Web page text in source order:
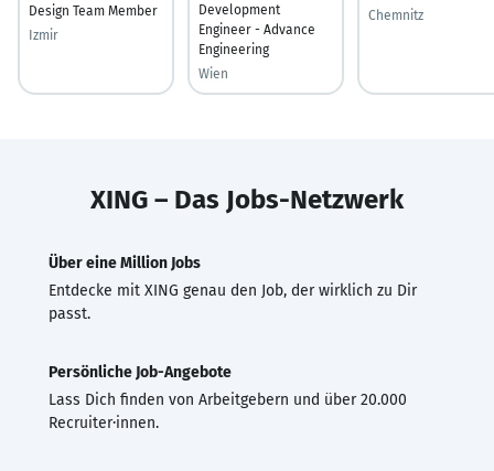
Design Team Member
Izmir
Development
Engineer - Advance
Engineering
Wien
Chemnitz
XING – Das Jobs-Netzwerk
Über eine Million Jobs
Entdecke mit XING genau den Job, der wirklich zu Dir
passt.
Persönliche Job-Angebote
Lass Dich finden von Arbeitgebern und über 20.000
Recruiter·innen.